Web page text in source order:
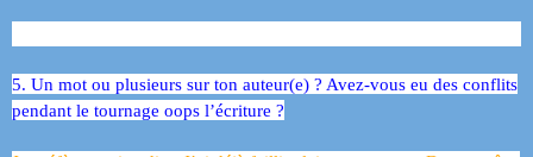
5. Un mot ou plusieurs sur ton auteur(e) ? Avez-vous eu des conflits
pendant le tournage oops l’écriture ?